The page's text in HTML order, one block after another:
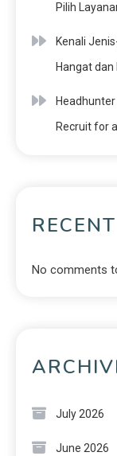
Pilih
Kenali
Hangat dan
Recruit for
No comments
July 2026
June 2026